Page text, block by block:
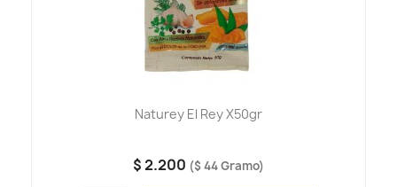
Naturey El Rey X50gr
$ 2.200 ($ 44 Gramo)